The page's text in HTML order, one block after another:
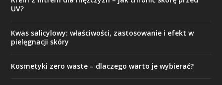
UV?
Kwas salicylowy: właściwości, zastosowanie i efekt w
pielęgnacji skóry
Kosmetyki zero waste – dlaczego warto je wybierać?